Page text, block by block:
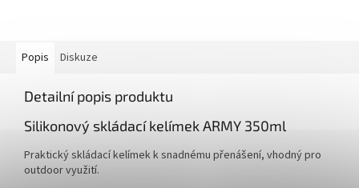
Popis Diskuze
Detailní popis produktu
Silikonový skládací kelímek ARMY 350ml
Praktický skládací kelímek k snadnému přenášení, vhodný pro
outdoor využití.